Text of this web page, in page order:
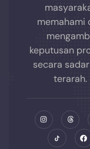
memahami
keputusan
secara
terarah.